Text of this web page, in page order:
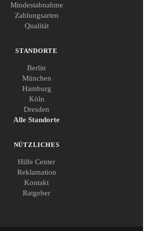
Mindestabnahme
Zahlungsarten
Qualität
STANDORTE
Berlin
München
Hamburg
Köln
Dresden
Alle Standorte
NÜTZLICHES
Hilfe Center
Reklamation
Kontakt
Ratgeber